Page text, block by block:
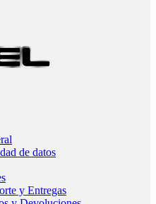
de datos
y Entregas